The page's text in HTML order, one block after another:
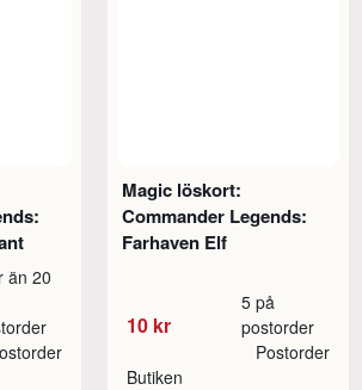
än 20
Magic löskort:
Commander Legends:
Farhaven Elf
10 kr
5 på
postorder
Butiken
Postorder